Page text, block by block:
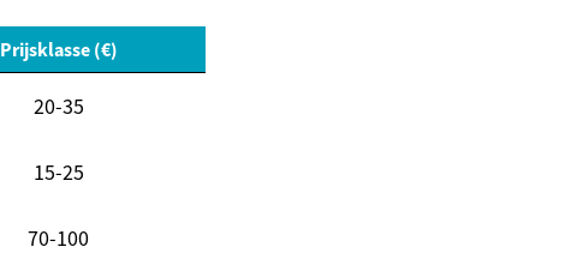
Prijsklasse (€)
20-35
15-25
70-100